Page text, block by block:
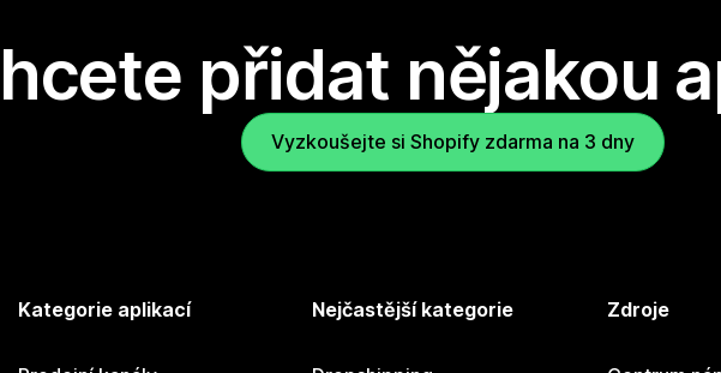
přidat nějakou
Vyzkoušejte si Shopify zdarma na 3 dny
Kategorie aplikací Nejčastější kategorie Zdroje